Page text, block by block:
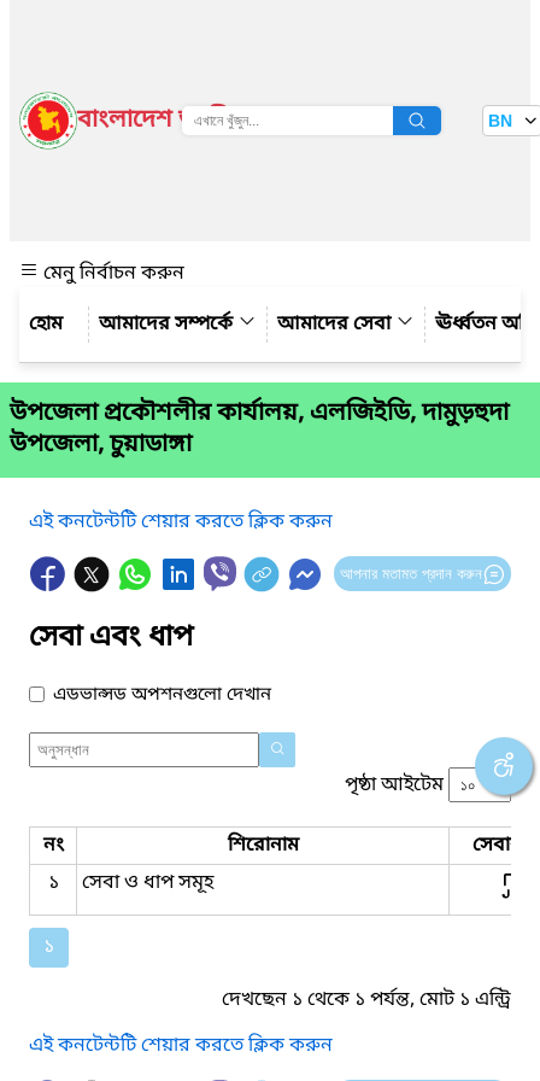
বাংলাদেশ জাতীয় তথ্য বাতায়ন BN
মেনু নির্বাচন করুন
আমাদের সম্পর্কে
আমাদের সেবা ঊর্ধ্বতন
উপজেলা প্রকৌশলীর কার্যালয়, এলজিইডি, দামুড়হুদা
উপজেলা, চুয়াডাঙ্গা
এই কনটেন্টটি শেয়ার করতে ক্লিক করুন
আপনার মতামত প্রদান করুন
সেবা এবং ধাপ
এডভান্সড অপশনগুলো দেখান
পৃষ্ঠা আইটেম
নং শিরোনাম
সেবার
১
সেবা ও ধাপ সমূহ
১
দেখছেন ১ থেকে ১ পর্যন্ত, মোট ১ এন্ট্রি
এই কনটেন্টটি শেয়ার করতে ক্লিক করুন